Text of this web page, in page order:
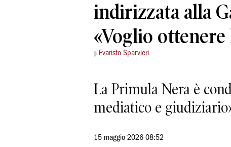
indirizzata alla
«Voglio ottenere
Evaristo Sparvieri
La Primula Nera è
mediatico e
15 maggio 2026 08:52